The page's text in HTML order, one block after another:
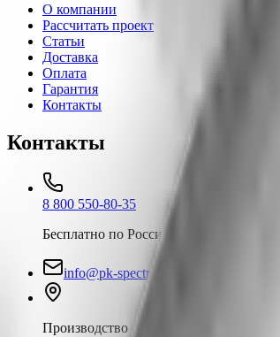
О компании
Рассчитать проект
Статьи
Доставка
Оплата
Гарантия
Контакты
Контакты
8 800 550-80-35
Бесплатно по России
info@pk-spectr.ru
Производство